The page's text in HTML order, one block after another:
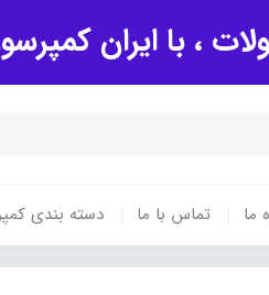
، با ایران
ما تماس با ما دسته بندی